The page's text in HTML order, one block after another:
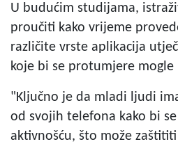
U budućim studijama,
proučiti kako vrijeme
različite vrste aplikacija
koje bi se protumjere mogle
"Ključno je da mladi ljudi
od svojih telefona kako bi
aktivnošću, što može